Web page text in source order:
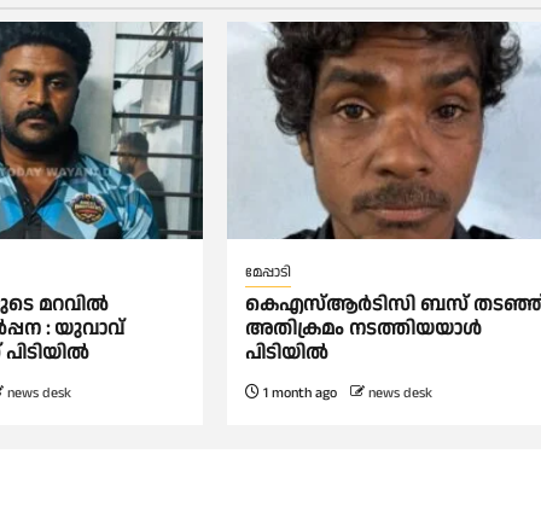
മറവിൽ
: യുവാവ്
news desk
മേപ്പാടി
കെഎസ്ആർടിസി ബസ്
അതിക്രമം നടത്തിയയാൾ
പിടിയിൽ
1 month ago news desk